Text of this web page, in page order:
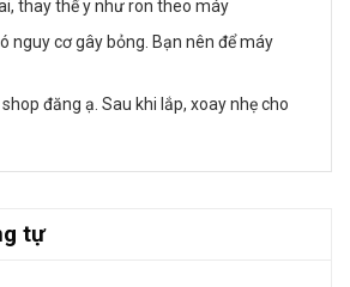
thay thế y như ron theo máy
nguy cơ gây bỏng. Bạn nên để máy
đăng ạ. Sau khi lắp, xoay nhẹ cho
tự